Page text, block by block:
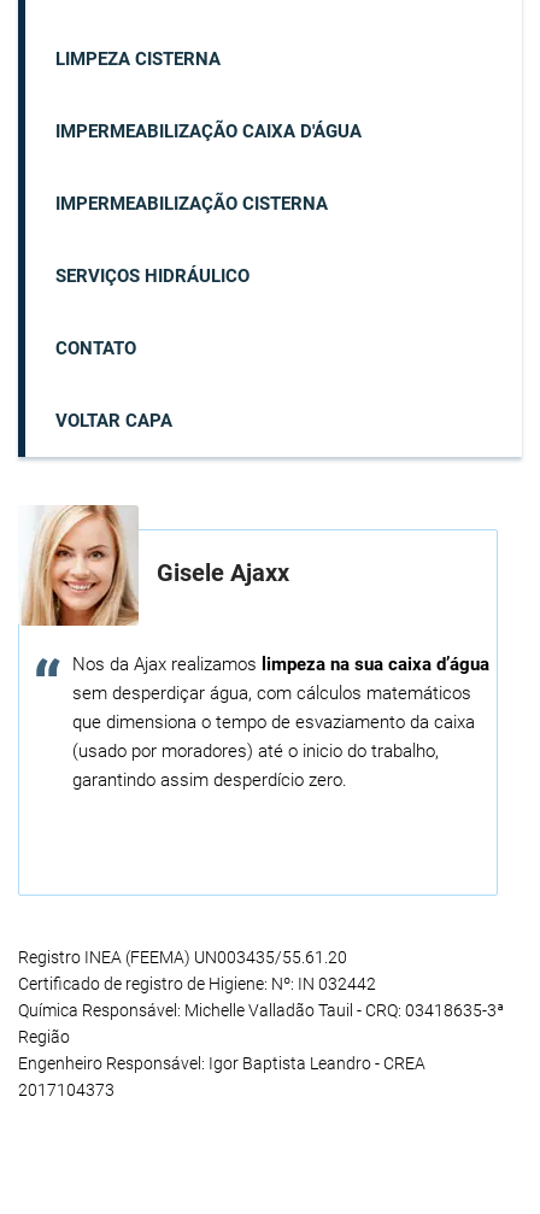
LIMPEZA CISTERNA
IMPERMEABILIZAÇÃO CAIXA D'ÁGUA
IMPERMEABILIZAÇÃO CISTERNA
SERVIÇOS HIDRÁULICO
CONTATO
VOLTAR CAPA
Gisele Ajaxx
Nos da Ajax realizamos limpeza na sua caixa d’água
sem desperdiçar água, com cálculos matemáticos
que dimensiona o tempo de esvaziamento da caixa
(usado por moradores) até o inicio do trabalho,
garantindo assim desperdício zero.
Registro INEA (FEEMA) UN003435/55.61.20
Certificado de registro de Higiene: Nº: IN 032442
Química Responsável: Michelle Valladão Tauil - CRQ: 03418635-3ª
Região
Engenheiro Responsável: Igor Baptista Leandro - CREA
2017104373